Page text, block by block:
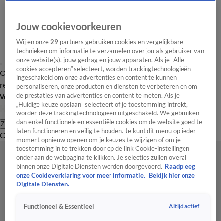
Overzicht Laatste nieuws Regionieuws Het beste van Hart
Tip de
redactie
Volg Hart van Nederland
Zoeken
OverzichtRegioUitzendingenWeerTip de redactiePanelVideo's
Jouw cookievoorkeuren
Wij en onze29 partners gebruiken cookies en vergelijkbare
technieken om informatie te verzamelen over jou als gebruiker van
onze website(s), jouw gedrag en jouw apparaten. Als je „Alle
cookies accepteren” selecteert, worden trackingtechnologieën
ingeschakeld om onze advertenties en content te kunnen
personaliseren, onze producten en diensten te verbeteren en om
de prestaties van advertenties en content te meten. Als je
„Huidige keuze opslaan” selecteert of je toestemming intrekt,
worden deze trackingtechnologieën uitgeschakeld. We gebruiken
dan enkel functionele en essentiële cookies om de website goed te
laten functioneren en veilig te houden. Je kunt dit menu op ieder
moment opnieuw openen om je keuzes te wijzigen of om je
toestemming in te trekken door op de link Cookie-instellingen
onder aan de webpagina te klikken. Je selecties zullen overal
binnen onze Digitale Diensten worden doorgevoerd. Raadpleeg
onze Cookieverklaring voor meer informatie.
Bekijk hier onze
Digitale Diensten.
Functioneel & Essentieel Altijd actief